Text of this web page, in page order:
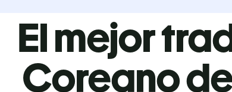
El mejor
Coreano